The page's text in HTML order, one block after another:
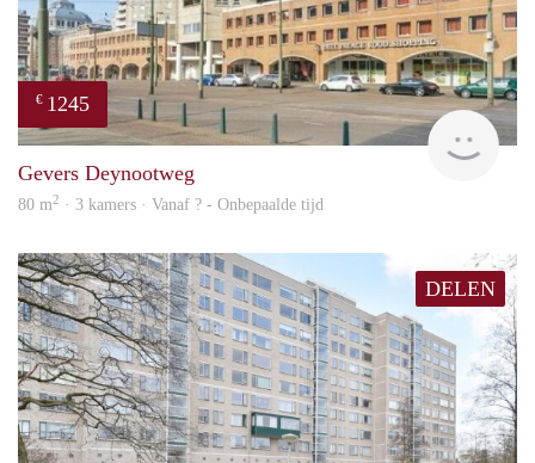
€ 1245
Gevers Deynootweg
80 m2 · 3 kamers · Vanaf ? - Onbepaalde tijd
DELEN